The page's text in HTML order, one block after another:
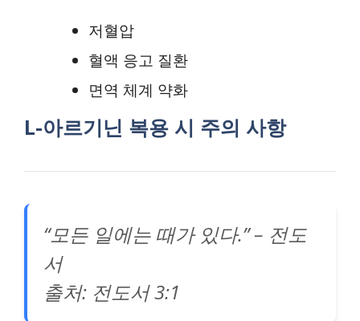
저혈압
혈액 응고 질환
면역 체계 약화
L-아르기닌 복용 시 주의 사항
“모든 일에는 때가 있다.” – 전도
서
출처: 전도서 3:1